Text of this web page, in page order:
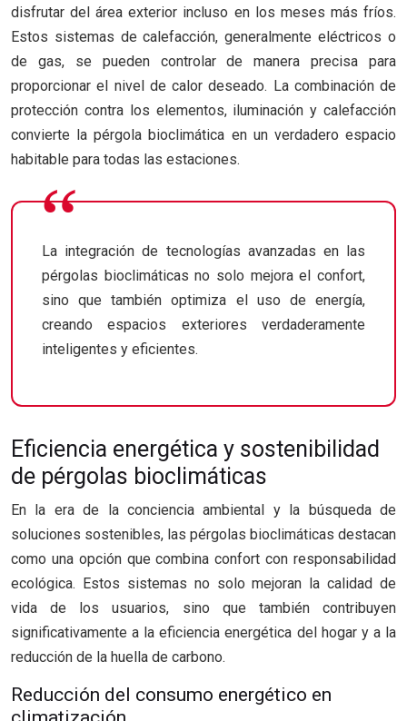
disfrutar del área exterior incluso en los meses más fríos.
Estos sistemas de calefacción, generalmente eléctricos o
de gas, se pueden controlar de manera precisa para
proporcionar el nivel de calor deseado. La combinación de
protección contra los elementos, iluminación y calefacción
convierte la pérgola bioclimática en un verdadero espacio
habitable para todas las estaciones.
La integración de tecnologías avanzadas en las
pérgolas bioclimáticas no solo mejora el confort,
sino que también optimiza el uso de energía,
creando espacios exteriores verdaderamente
inteligentes y eficientes.
Eficiencia energética y sostenibilidad
de pérgolas bioclimáticas
En la era de la conciencia ambiental y la búsqueda de
soluciones sostenibles, las pérgolas bioclimáticas destacan
como una opción que combina confort con responsabilidad
ecológica. Estos sistemas no solo mejoran la calidad de
vida de los usuarios, sino que también contribuyen
significativamente a la eficiencia energética del hogar y a la
reducción de la huella de carbono.
Reducción del consumo energético en